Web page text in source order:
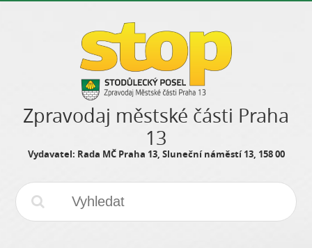
Zpravodaj městské části Praha
13
Vydavatel: Rada MČ Praha 13, Sluneční náměstí 13, 158 00